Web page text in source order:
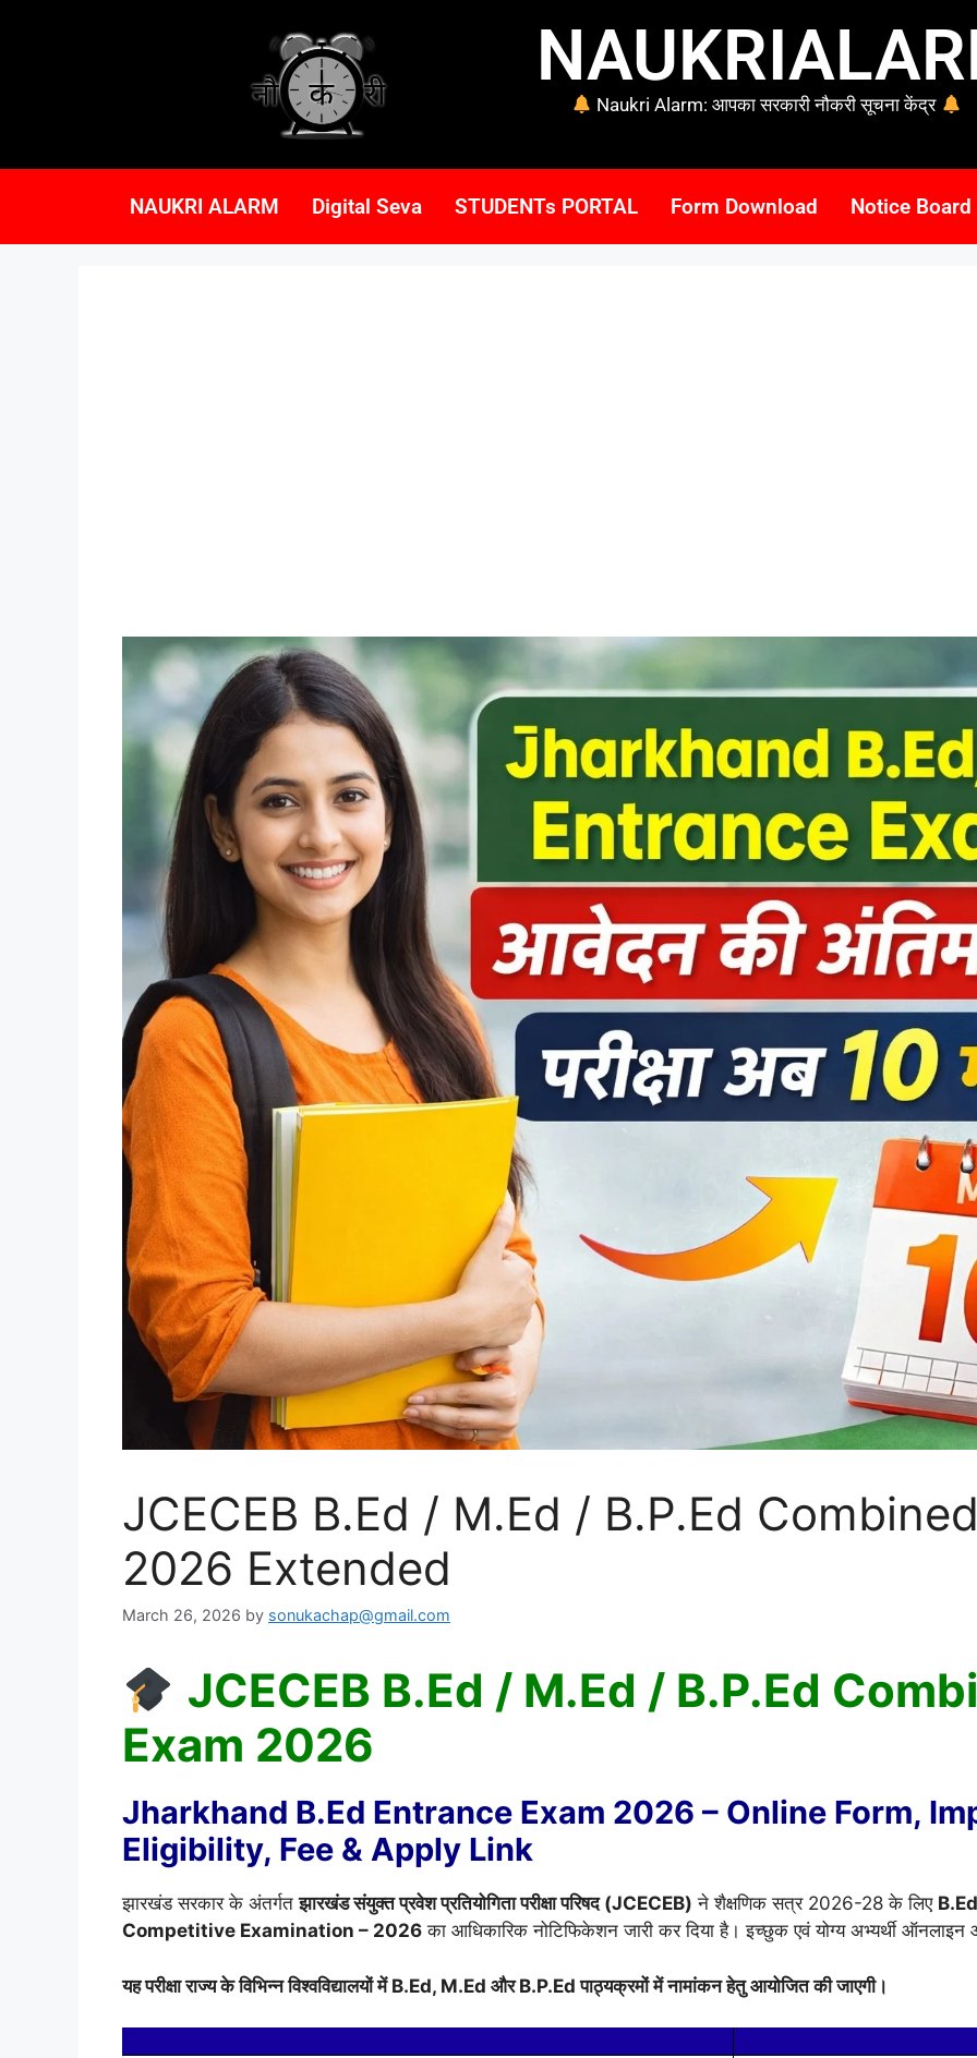
Naukri Alarm: आपका सरकारी नौकरी सूचना केंद्र
NAUKRI ALARM Digital Seva STUDENTs PORTAL Form Download Notice Board
JCECEB B.Ed / M.Ed / B.P.Ed
2026 Extended
March 26, 2026 by sonukachap@gmail.com
JCECEB B.Ed / M.Ed / B.P.Ed
Exam 2026
Jharkhand B.Ed Entrance Exam 2026 – Online Form,
Eligibility, Fee & Apply Link
झारखंड सरकार के अंतर्गतझारखंड संयुक्त प्रवेश प्रतियोगिता परीक्षा परिषद (JCECEB) ने शैक्षणिक सत्र 2026-28 के लिए
Competitive Examination – 2026 का आधिकारिक नोटिफिकेशन जारी कर दिया है। इच्छुक एवं योग्य अभ्यर्थी
यह परीक्षा राज्य के विभिन्न विश्वविद्यालयों में B.Ed, M.Ed और B.P.Ed पाठ्यक्रमों में नामांकन हेतु आयोजित की जाएगी।